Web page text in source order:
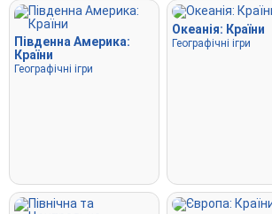
Південна Америка:
Країни
Географічні ігри
Океанія: Країни
Географічні ігри